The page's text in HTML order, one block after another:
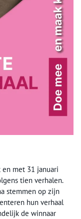
met 31 januari
tien verhalen.
stemmen op zijn
hun verhaal
de winnaar